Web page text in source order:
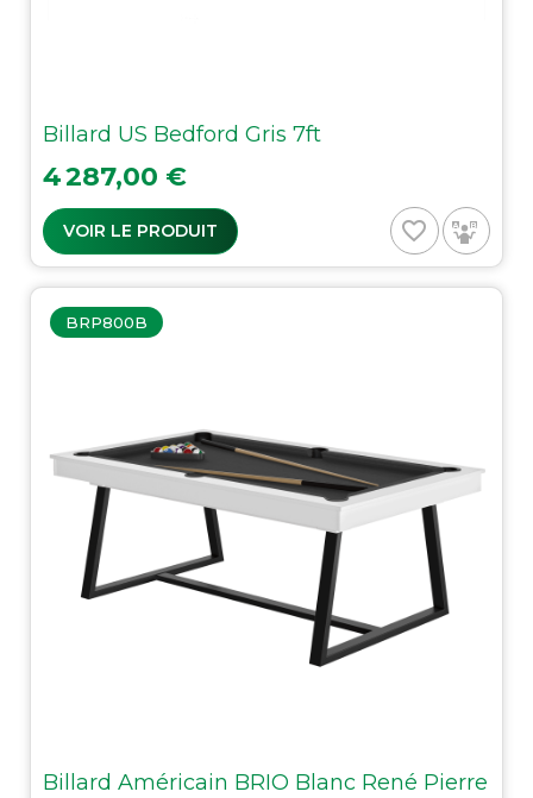
Billard US Bedford Gris 7ft
Prix
4 287,00 €
VOIR LE PRODUIT favorite_border
BRP800B
Billard Américain BRIO Blanc René Pierre